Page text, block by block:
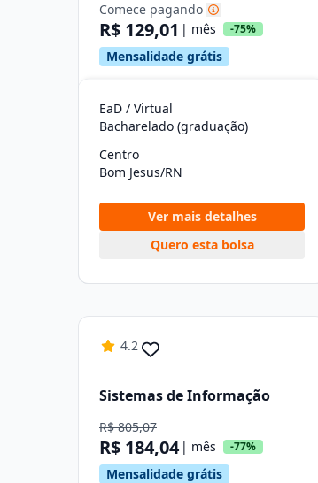
Comece pagando
R$ 129,01 | mês -75%
Mensalidade grátis
EaD / Virtual
Bacharelado (graduação)
Centro
Bom Jesus/RN
Ver mais detalhes
Quero esta bolsa
4.2
Sistemas de Informação
R$ 805,07
R$ 184,04 | mês -77%
Mensalidade grátis